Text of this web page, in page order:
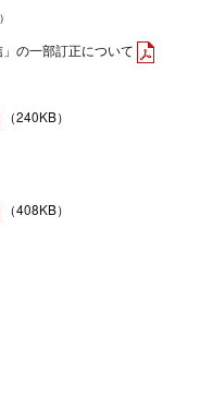
の一部訂正について
（240KB）
（408KB）